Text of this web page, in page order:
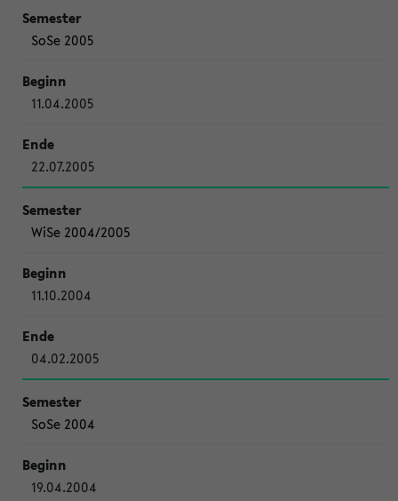
SoSe 2005
11.04.2005
22.07.2005
WiSe 2004/2005
11.10.2004
04.02.2005
SoSe 2004
19.04.2004